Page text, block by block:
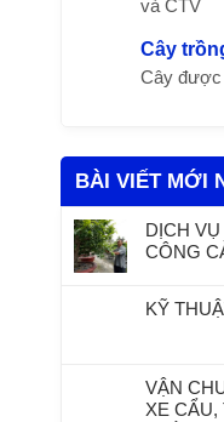
và CTV
Cây
Cây được
BÀI VIẾT MỚI
DỊCH
CÔNG
KỸ
VẬN
XE CẨU,